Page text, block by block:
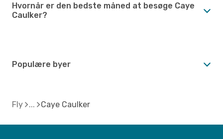
Hvornår er den bedste måned at besøge Caye
Caulker?
Populære byer
Fly Caye Caulker